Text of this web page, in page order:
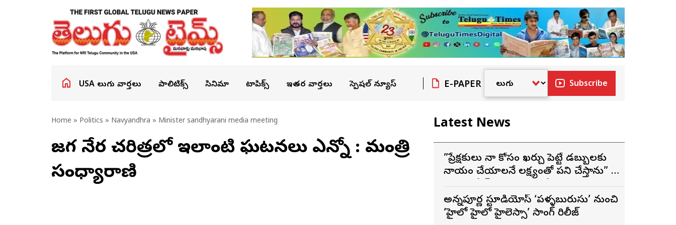
USA తెలుగు వార్తలు పాలిటిక్స్ సినిమా టాపిక్స్ ఇతర వార్తలు స్పెషల్ న్యూస్ E-PAPER Subscribe
Home » Politics » Navyandhra » Minister sandhyarani media meeting
జగన్ నేర చరిత్రలో ఇలాంటి ఘటనలు ఎన్నో : మంత్రి
సంధ్యారాణి
Latest News
”ప్రేక్షకులు నా కోసం ఖర్చు పెట్టే డబ్బులకు
న్యాయం చేయాలనే లక్ష్యంతో పని చేస్తాను” –
అన్నపూర్ణ స్టూడియోస్ ‘పళ్ళబురుసు’ నుంచి
‘హైలో హైలో హైలెస్సా’ సాంగ్ రిలీజ్